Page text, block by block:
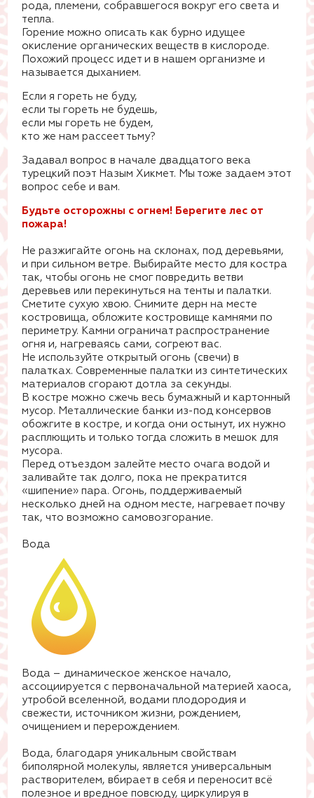
рода, племени, собравшегося вокруг его света и
тепла.
Горение можно описать как бурно идущее
окисление органических веществ в кислороде.
Похожий процесс идет и в нашем организме и
называется дыханием.
Если я гореть не буду,
если ты гореть не будешь,
если мы гореть не будем,
кто же нам рассеет тьму?
Задавал вопрос в начале двадцатого века
турецкий поэт Назым Хикмет. Мы тоже задаем этот
вопрос себе и вам.
Будьте осторожны с огнем! Берегите лес от
пожара!
Не разжигайте огонь на склонах, под деревьями,
и при сильном ветре. Выбирайте место для костра
так, чтобы огонь не смог повредить ветви
деревьев или перекинуться на тенты и палатки.
Сметите сухую хвою. Снимите дерн на месте
костровища, обложите костровище камнями по
периметру. Камни ограничат распространение
огня и, нагреваясь сами, согреют вас.
Не используйте открытый огонь (свечи) в
палатках. Современные палатки из синтетических
материалов сгорают дотла за секунды.
В костре можно сжечь весь бумажный и картонный
мусор. Металлические банки из-под консервов
обожгите в костре, и когда они остынут, их нужно
расплющить и только тогда сложить в мешок для
мусора.
Перед отъездом залейте место очага водой и
заливайте так долго, пока не прекратится
«шипение» пара. Огонь, поддерживаемый
несколько дней на одном месте, нагревает почву
так, что возможно самовозгорание.
Вода
Вода – динамическое женское начало,
ассоциируется с первоначальной материей хаоса,
утробой вселенной, водами плодородия и
свежести, источником жизни, рождением,
очищением и перерождением.
Вода, благодаря уникальным свойствам
биполярной молекулы, является универсальным
растворителем, вбирает в себя и переносит всё
полезное и вредное повсюду, циркулируя в